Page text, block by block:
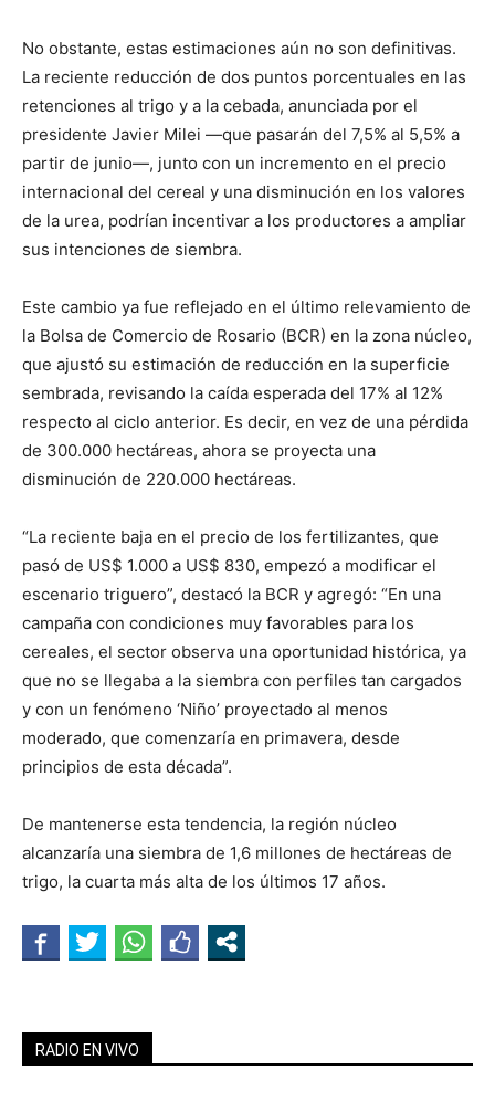
No obstante, estas estimaciones aún no son definitivas.
La reciente reducción de dos puntos porcentuales en las
retenciones al trigo y a la cebada, anunciada por el
presidente Javier Milei —que pasarán del 7,5% al 5,5% a
partir de junio—, junto con un incremento en el precio
internacional del cereal y una disminución en los valores
de la urea, podrían incentivar a los productores a ampliar
sus intenciones de siembra.
Este cambio ya fue reflejado en el último relevamiento de
la Bolsa de Comercio de Rosario (BCR) en la zona núcleo,
que ajustó su estimación de reducción en la superficie
sembrada, revisando la caída esperada del 17% al 12%
respecto al ciclo anterior. Es decir, en vez de una pérdida
de 300.000 hectáreas, ahora se proyecta una
disminución de 220.000 hectáreas.
“La reciente baja en el precio de los fertilizantes, que
pasó de US$ 1.000 a US$ 830, empezó a modificar el
escenario triguero”, destacó la BCR y agregó: “En una
campaña con condiciones muy favorables para los
cereales, el sector observa una oportunidad histórica, ya
que no se llegaba a la siembra con perfiles tan cargados
y con un fenómeno ‘Niño’ proyectado al menos
moderado, que comenzaría en primavera, desde
principios de esta década”.
De mantenerse esta tendencia, la región núcleo
alcanzaría una siembra de 1,6 millones de hectáreas de
trigo, la cuarta más alta de los últimos 17 años.
RADIO EN VIVO